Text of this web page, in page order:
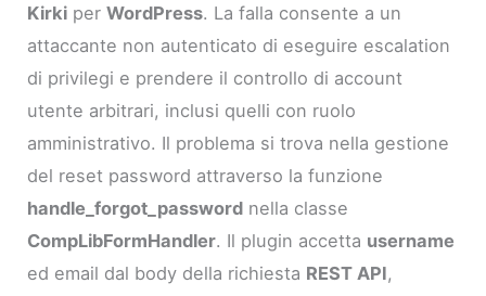
Kirki perWordPress. La falla consente a un
attaccante non autenticato di eseguire escalation
di privilegi e prendere il controllo di account
utente arbitrari, inclusi quelli con ruolo
amministrativo. Il problema si trova nella gestione
del reset password attraverso la funzione
handle_forgot_password nella classe
CompLibFormHandler. Il plugin accetta username
ed email dal body della richiesta REST API,